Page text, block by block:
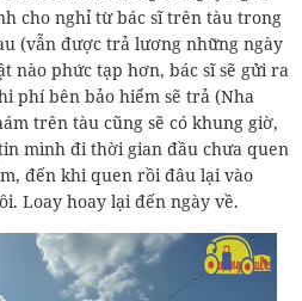
cho nghỉ từ bác sĩ trên tàu trong
(vẫn được trả lương những ngày
nào phức tạp hơn, bác sĩ sẽ gửi ra
phí bên bảo hiểm sẽ trả (Nha
trên tàu cũng sẽ có khung giờ,
mình đi thời gian đầu chưa quen
đến khi quen rồi đâu lại vào
Loay hoay lại đến ngày về.